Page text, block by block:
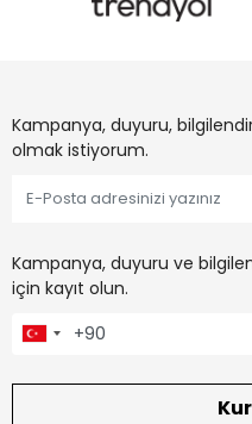
Kampanya, duyuru,
olmak istiyorum.
Kampanya, duyuru ve
için kayıt olun.